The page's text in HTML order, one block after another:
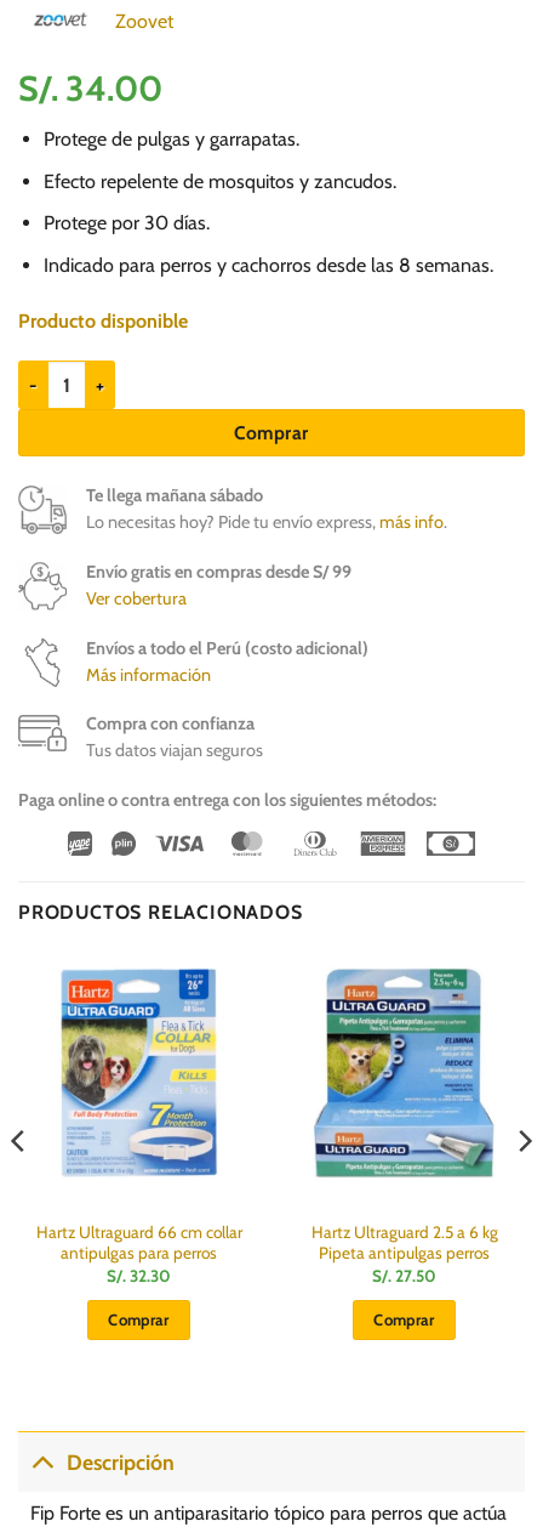
Zoovet
S/. 34.00
Protege de pulgas y garrapatas.
Efecto repelente de mosquitos y zancudos.
Protege por 30 días.
Indicado para perros y cachorros desde las 8 semanas.
Producto disponible
FIP Forte hasta 40 a 60kg - Pipeta antipulgas para perros cantidad
Comprar
Te llega mañana sábado
Lo necesitas hoy? Pide tu envío express,más info.
Envío gratis en compras desde S/ 99
Ver cobertura
Envíos a todo el Perú (costo adicional)
Más información
Compra con confianza
Tus datos viajan seguros
Paga online o contra entrega con los siguientes métodos:
Wirecard
Vipps Visa MasterCardDinners
American
PRODUCTOS RELACIONADOS
Hartz Ultraguard 66 cm collar
antipulgas para perros
S/.32.30
Comprar
Hartz Ultraguard 2.5 a 6 kg
Pipeta antipulgas perros
S/.27.50
Comprar
Descripción
Fip Forte es un antiparasitario tópico para perros que actúa